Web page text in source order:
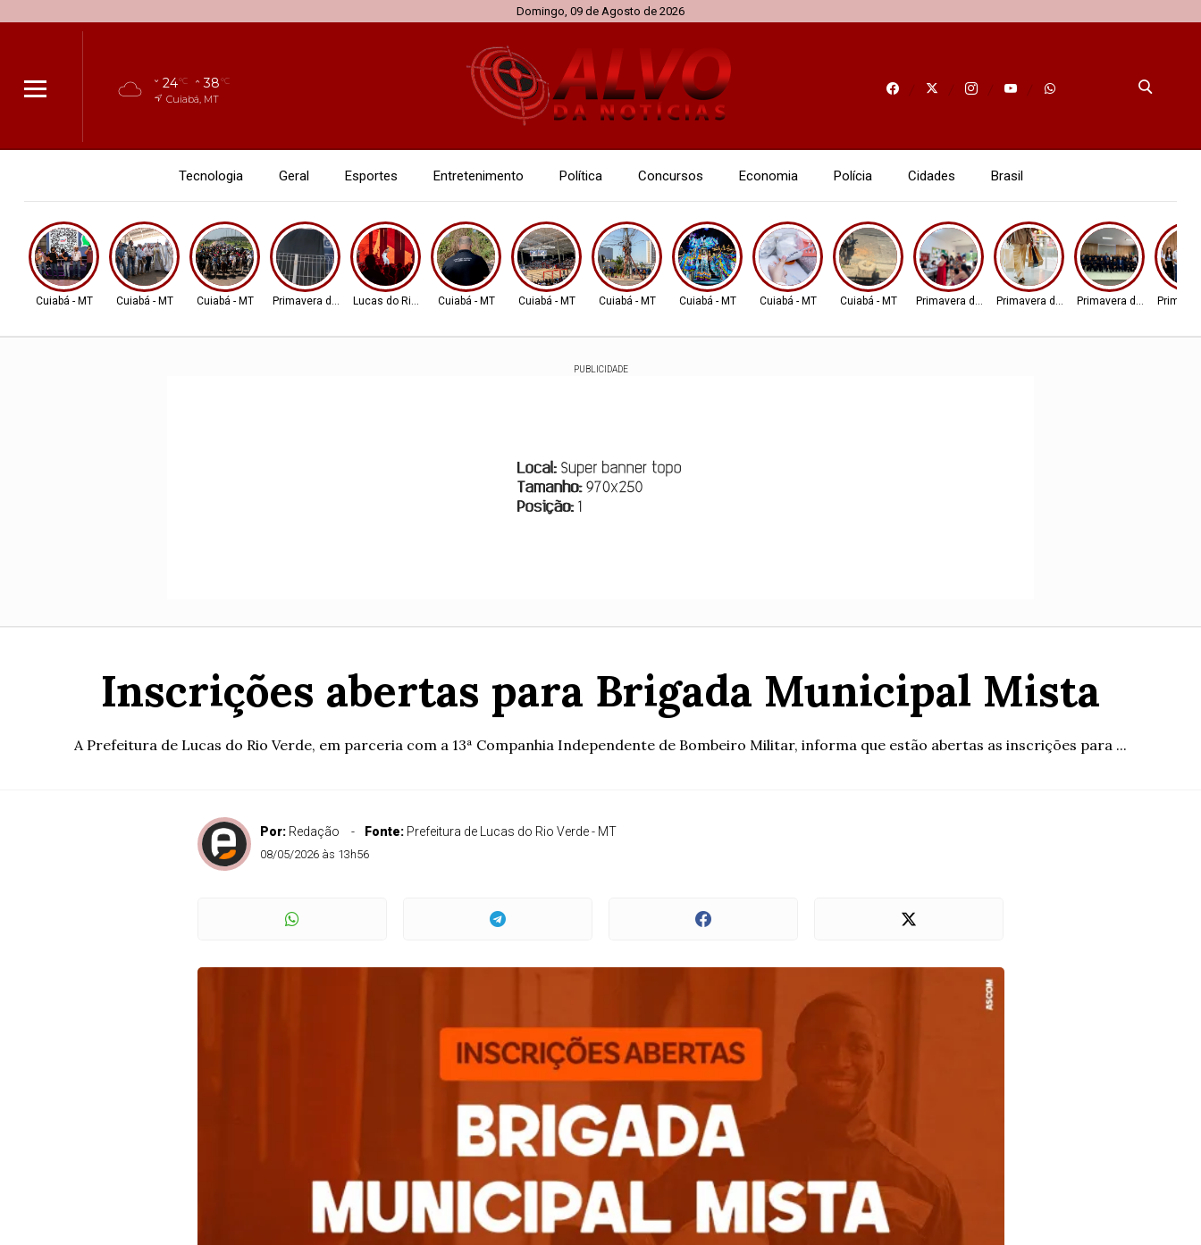
Domingo, 09 de Agosto de 2026
24°C 38°C
Cuiabá, MT
Tecnologia Geral Esportes Entretenimento Política Concursos Economia Polícia Cidades Brasil
Cuiabá - MT Cuiabá - MT Cuiabá - MT Primavera do LesteLucas do Rio VerdeCuiabá - MT Cuiabá - MT Cuiabá - MT Cuiabá - MT Cuiabá - MT Cuiabá - MT Primavera do LestePrimavera do LestePrimavera do Leste
PUBLICIDADE
Inscrições abertas para Brigada Municipal Mista
A Prefeitura de Lucas do Rio Verde, em parceria com a 13ª Companhia Independente de Bombeiro Militar, informa que estão abertas as inscrições para ...
Por: Redação Fonte: Prefeitura de Lucas do Rio Verde - MT
08/05/2026 às 13h56